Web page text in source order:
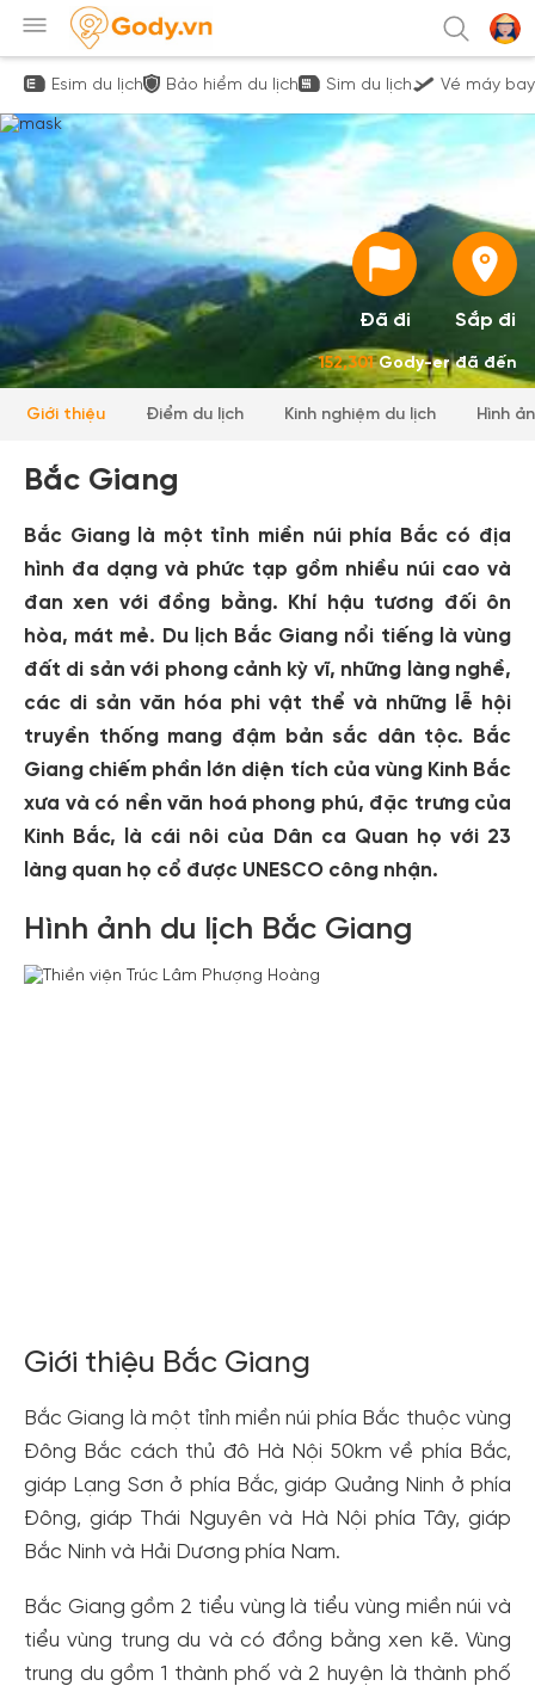
Esim du lịch Bảo hiểm du lịch Sim du lịch Vé máy bay
Đã đi Sắp đi
152,301Gody-er đã đến
Giới thiệu Điểm du lịch Kinh nghiệm du lịch Hình
Bắc Giang
Bắc Giang là một tỉnh miền núi phía Bắc có địa
hình đa dạng và phức tạp gồm nhiều núi cao và
đan xen với đồng bằng. Khí hậu tương đối ôn
hòa, mát mẻ. Du lịch Bắc Giang nổi tiếng là vùng
đất di sản với phong cảnh kỳ vĩ, những làng nghề,
các di sản văn hóa phi vật thể và những lễ hội
truyền thống mang đậm bản sắc dân tộc. Bắc
Giang chiếm phần lớn diện tích của vùng Kinh Bắc
xưa và có nền văn hoá phong phú, đặc trưng của
Kinh Bắc, là cái nôi của Dân ca Quan họ với 23
làng quan họ cổ được UNESCO công nhận.
Hình ảnh du lịch Bắc Giang
Giới thiệu Bắc Giang
Bắc Giang là một tỉnh miền núi phía Bắc thuộc vùng
Đông Bắc cách thủ đô Hà Nội 50km về phía Bắc,
giáp Lạng Sơn ở phía Bắc, giáp Quảng Ninh ở phía
Đông, giáp Thái Nguyên và Hà Nội phía Tây, giáp
Bắc Ninh và Hải Dương phía Nam.
Bắc Giang gồm 2 tiểu vùng là tiểu vùng miền núi và
tiểu vùng trung du và có đồng bằng xen kẽ. Vùng
trung du gồm 1 thành phố và 2 huyện là thành phố